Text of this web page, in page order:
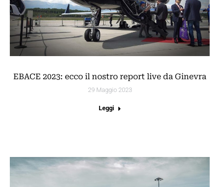
EBACE 2023: ecco il nostro report live da Ginevra
29 Maggio 2023
Leggi